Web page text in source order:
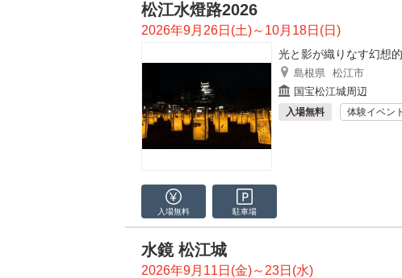
松江水燈路2026
2026年9月26日(土)～10月18日(日)
光と影が織りなす幻想
島根県 松江市
国宝松江城周辺
入場無料 体験イベン
入場無料 駐車場
水鏡 松江城
2026年9月11日(金)～23日(水)